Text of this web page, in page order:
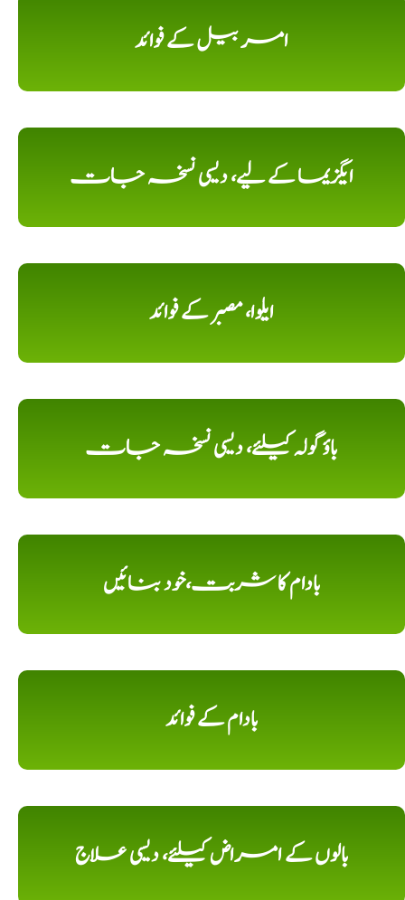
امر بیل کے فوائد
ایگزیما کے لیے، دیسی نسخہ جات
ایلوا، مصبر کے فوائد
باؤ گولہ کیلئے، دیسی نسخہ جات
بادام کا شربت،خود بنائیں
بادام کے فوائد
بالوں کے امراض کیلئے، دیسی علاج